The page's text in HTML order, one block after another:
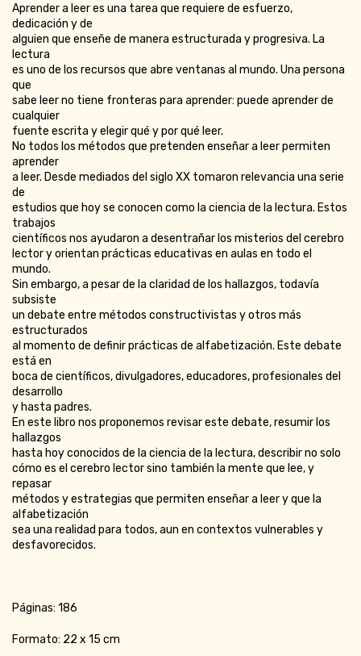
Aprender a leer es una tarea que requiere de esfuerzo,
dedicación y de
alguien que enseñe de manera estructurada y progresiva. La
lectura
es uno de los recursos que abre ventanas al mundo. Una persona
que
sabe leer no tiene fronteras para aprender: puede aprender de
cualquier
fuente escrita y elegir qué y por qué leer.
No todos los métodos que pretenden enseñar a leer permiten
aprender
a leer. Desde mediados del siglo XX tomaron relevancia una serie
de
estudios que hoy se conocen como la ciencia de la lectura. Estos
trabajos
científicos nos ayudaron a desentrañar los misterios del cerebro
lector y orientan prácticas educativas en aulas en todo el
mundo.
Sin embargo, a pesar de la claridad de los hallazgos, todavía
subsiste
un debate entre métodos constructivistas y otros más
estructurados
al momento de definir prácticas de alfabetización. Este debate
está en
boca de científicos, divulgadores, educadores, profesionales del
desarrollo
y hasta padres.
En este libro nos proponemos revisar este debate, resumir los
hallazgos
hasta hoy conocidos de la ciencia de la lectura, describir no solo
cómo es el cerebro lector sino también la mente que lee, y
repasar
métodos y estrategias que permiten enseñar a leer y que la
alfabetización
sea una realidad para todos, aun en contextos vulnerables y
desfavorecidos.
Páginas: 186
Formato: 22 x 15 cm